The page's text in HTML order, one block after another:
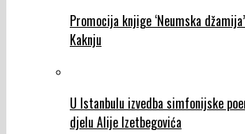
Promocija knjige ‘Neumska
Kaknju
U Istanbulu izvedba simfonijske
djelu Alije Izetbegovića